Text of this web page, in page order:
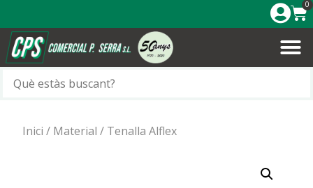
0
Inici / Material / Tenalla Alflex